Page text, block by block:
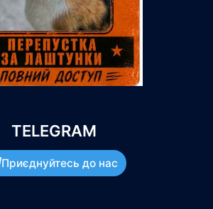
TELEGRAM
Приєднуйтесь до нас